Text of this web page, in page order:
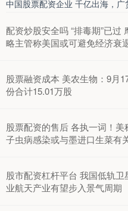
中国股票配资企业 千亿出海，广
配资炒股安全吗 “排毒期”已过
略主管称美国或可避免经济衰
股票融资成本 美农生物：9月
份合计15.01万股
股票配资的售后 各执一词！
子虫病感染或与墨进口生菜有
股市配资杠杆平台 我国低轨
业航天产业有望步入景气周期